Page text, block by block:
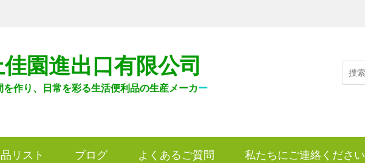
園進出口有限公司
を作り、日常を彩る生活便利品の生産メーカー
リスト ブログ よくあるご質問 私たちにご連絡ください